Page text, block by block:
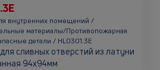
внутренних помещений /
материалы/Противопожарная
детали / HL0301.3E
сливных отверстий из латуни
94х94мм